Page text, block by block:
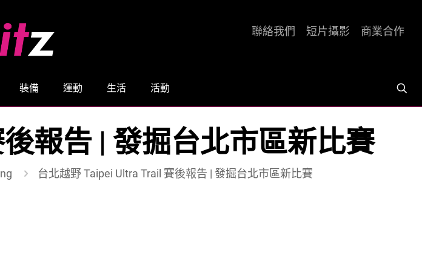
裝備 運動 生活 活動
聯絡我們 短片攝影 商業合作
後報告 | 發掘台北市區新比賽
台北越野 Taipei Ultra Trail 賽後報告 | 發掘台北市區新比賽